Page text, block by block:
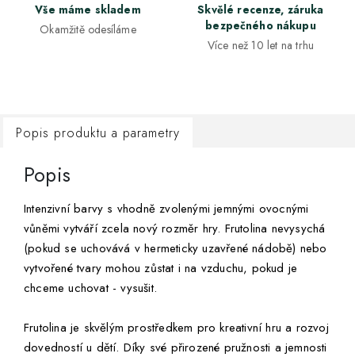
Vše máme skladem
Okamžitě odesíláme
Skvělé recenze, záruka
bezpečného nákupu
Více než 10 let na trhu
Popis produktu a parametry
Popis
Intenzivní barvy s vhodně zvolenými jemnými ovocnými
vůněmi vytváří zcela nový rozměr hry. Frutolina nevysychá
(pokud se uchovává v hermeticky uzavřené nádobě) nebo
vytvořené tvary mohou zůstat i na vzduchu, pokud je
chceme uchovat - vysušit.
Frutolina je skvělým prostředkem pro kreativní hru a rozvoj
dovedností u dětí. Díky své přirozené pružnosti a jemnosti